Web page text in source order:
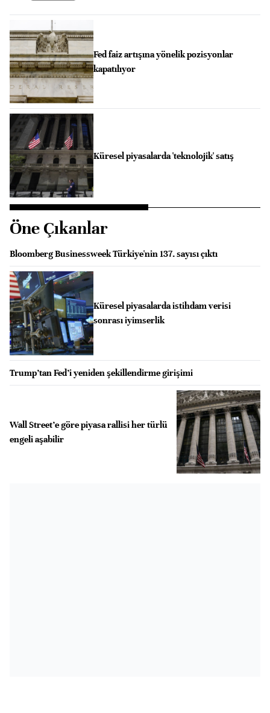
Fed faiz artışına yönelik pozisyonlar
kapatılıyor
Küresel piyasalarda 'teknolojik' satış
Öne Çıkanlar
Bloomberg Businessweek Türkiye'nin 137. sayısı çıktı
Küresel piyasalarda istihdam verisi
sonrası iyimserlik
Trump’tan Fed’i yeniden şekillendirme girişimi
Wall Street’e göre piyasa rallisi her türlü
engeli aşabilir